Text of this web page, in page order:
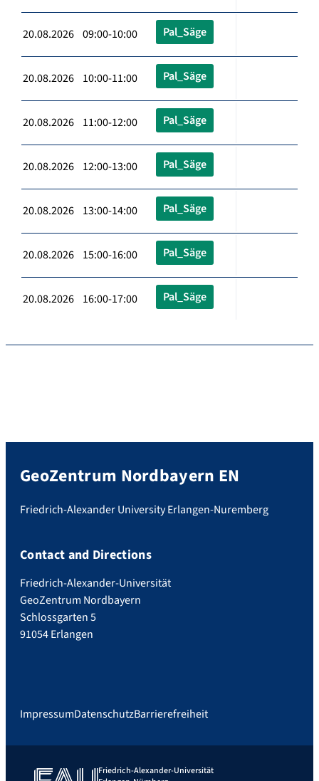
20.08.2026 09:00-10:00 Pal_Säge
20.08.2026 10:00-11:00 Pal_Säge
20.08.2026 11:00-12:00 Pal_Säge
20.08.2026 12:00-13:00 Pal_Säge
20.08.2026 13:00-14:00 Pal_Säge
20.08.2026 15:00-16:00 Pal_Säge
20.08.2026 16:00-17:00 Pal_Säge
GeoZentrum Nordbayern EN
Friedrich-Alexander University Erlangen-Nuremberg
Contact and Directions
Friedrich-Alexander-Universität
GeoZentrum Nordbayern
Schlossgarten 5
91054 Erlangen
ImpressumDatenschutzBarrierefreiheit
Friedrich-Alexander-Universität